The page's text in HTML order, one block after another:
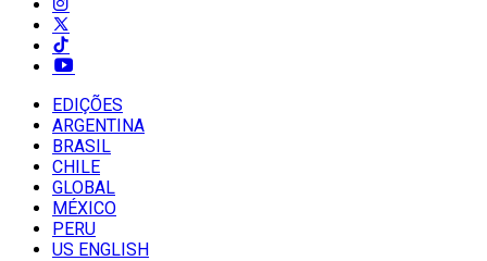
EDIÇÕES
ARGENTINA
BRASIL
CHILE
GLOBAL
MÉXICO
PERU
US ENGLISH